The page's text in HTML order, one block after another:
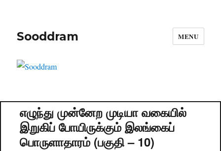
Sooddram MENU
எழுந்து முன்னேற முடியா வகையில்
இறுகிப் போயிருக்கும் இலங்கைப்
பொருளாதாரம் (பகுதி – 10)